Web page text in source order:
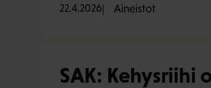
22.4.2026 Aineistot
SAK: Kehysriihi